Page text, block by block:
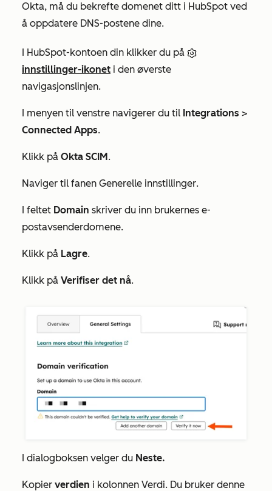
Okta, må du bekrefte domenet ditt i HubSpot ved
å oppdatere DNS-postene dine.
I HubSpot-kontoen din klikker du på
innstillinger-ikonet i den øverste
navigasjonslinjen.
I menyen til venstre navigerer du til Integrations >
Connected Apps.
Klikk på Okta SCIM .
Naviger til fanen Generelle innstillinger.
I feltet Domain skriver du inn brukernes e-
postavsenderdomene.
Klikk på Lagre.
Klikk på Verifiser det nå.
I dialogboksen velger du Neste.
Kopier verdien i kolonnen Verdi. Du bruker denne